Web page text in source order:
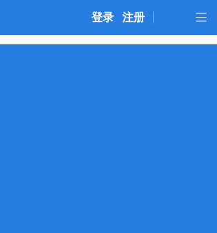
登录 注册